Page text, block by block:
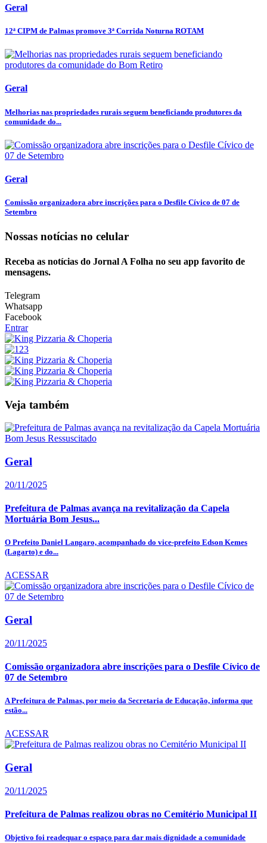
Geral
12ª CIPM de Palmas promove 3ª Corrida Noturna ROTAM
Geral
Melhorias nas propriedades rurais seguem beneficiando produtores da
comunidade do...
Geral
Comissão organizadora abre inscrições para o Desfile Cívico de 07 de
Setembro
Nossas notícias no celular
Receba as notícias do Jornal A Folha no seu app favorito de
mensagens.
Telegram
Whatsapp
Facebook
Entrar
Veja também
Geral
20/11/2025
Prefeitura de Palmas avança na revitalização da Capela
Mortuária Bom Jesus...
O Prefeito Daniel Langaro, acompanhado do vice-prefeito Edson Kemes
(Lagarto) e do...
ACESSAR
Geral
20/11/2025
Comissão organizadora abre inscrições para o Desfile Cívico de
07 de Setembro
A Prefeitura de Palmas, por meio da Secretaria de Educação, informa que
estão...
ACESSAR
Geral
20/11/2025
Prefeitura de Palmas realizou obras no Cemitério Municipal II
Objetivo foi readequar o espaço para dar mais dignidade a comunidade